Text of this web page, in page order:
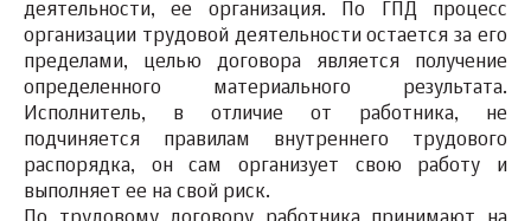
деятельности, ее организация. По ГПД процесс
организации трудовой деятельности остается за его
пределами, целью договора является получение
определенного материального результата.
Исполнитель, в отличие от работника, не
подчиняется правилам внутреннего трудового
распорядка, он сам организует свою работу и
выполняет ее на свой риск.